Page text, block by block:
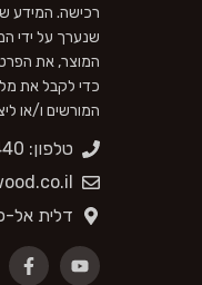
רכישה. המידע
שנערך על ידי
המוצר, את
כדי לקבל את
המורשים ו/או
טלפון: 053-6444440
דלית אל-